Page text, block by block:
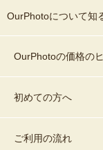
OurPhotoについて知
OurPhotoの価格の
初めての方へ
ご利用の流れ